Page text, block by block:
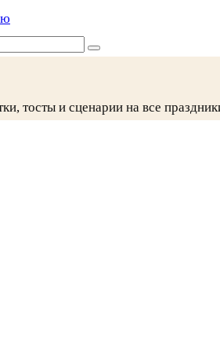
тосты и сценарии на все